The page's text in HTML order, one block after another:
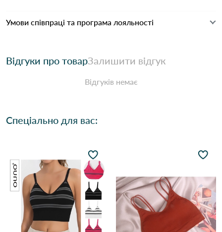
Умови співпраці та програма лояльності
Відгуки про товарЗалишити відгук
Відгуків немає
Спеціально для вас: